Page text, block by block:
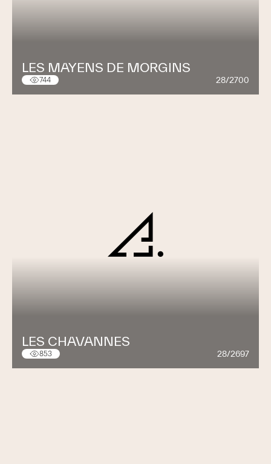
LES MAYENS DE MORGINS
744 28/2700
LES CHAVANNES
853 28/2697